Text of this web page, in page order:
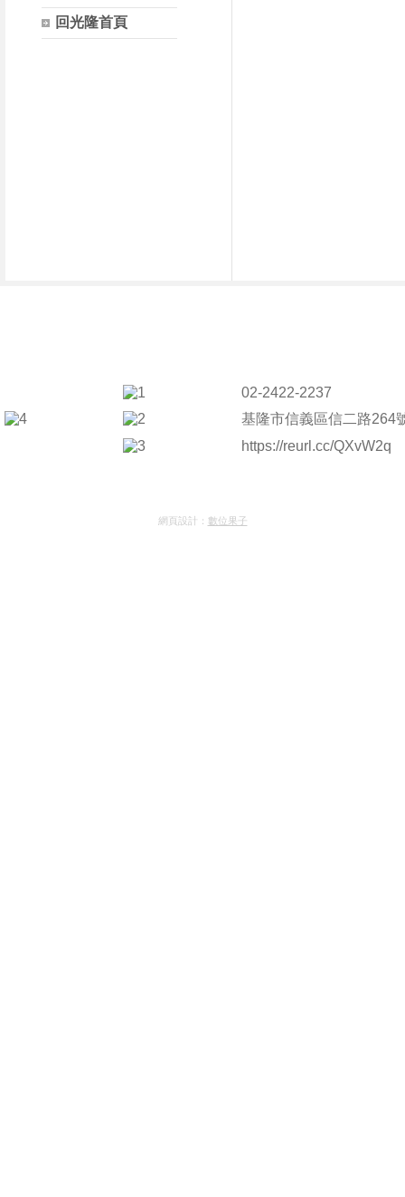
回光隆首頁
02-2422-2237
基隆市信義區信二路264
https://reurl.cc/QXvW2q
網頁設計： 數位果子